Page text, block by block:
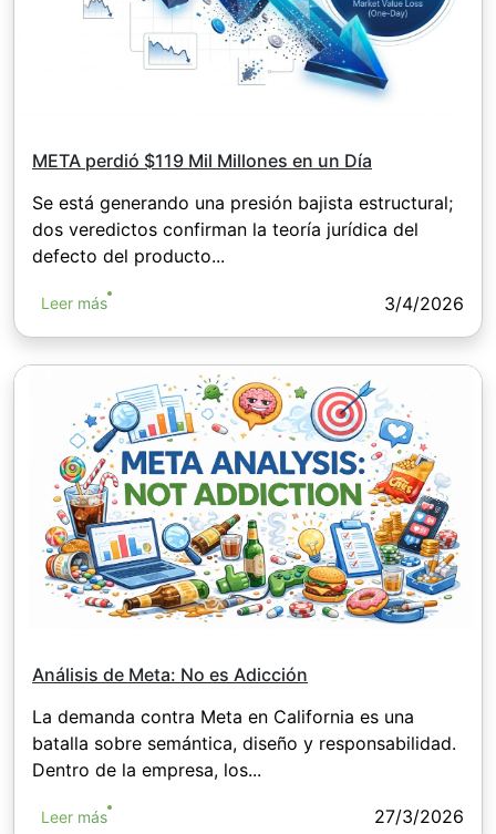
META perdió $119 Mil Millones en un Día
Se está generando una presión bajista estructural;
dos veredictos confirman la teoría jurídica del
defecto del producto...
Leer más 3/4/2026
Análisis de Meta: No es Adicción
La demanda contra Meta en California es una
batalla sobre semántica, diseño y responsabilidad.
Dentro de la empresa, los...
Leer más 27/3/2026